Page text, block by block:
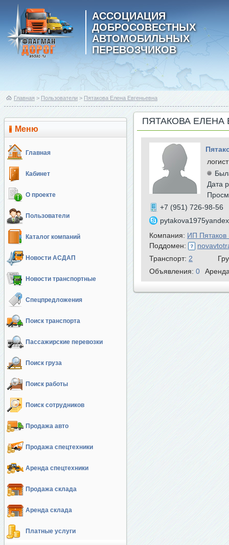
АССОЦИАЦИЯ
ДОБРОСОВЕСТНЫХ
АВТОМОБИЛЬНЫХ
ПЕРЕВОЗЧИКОВ
Главная > Пользователи > Пятакова Елена Евгеньевна
Меню
Главная
Кабинет
О проекте
Пользователи
Каталог компаний
Новости АСДАП
Новости транспортные
Спецпредложения
Поиск транспорта
Пассажирские перевозки
Поиск груза
Поиск работы
Поиск сотрудников
Продажа авто
Продажа спецтехники
Аренда спецтехники
Продажа склада
Аренда склада
Платные услуги
ПЯТАКОВА ЕЛЕНА
логист
Дата
+7 (951) 726-98-56
Компания: ИП Пятаков
Поддомен:
Транспорт: 2
Объявления: 0